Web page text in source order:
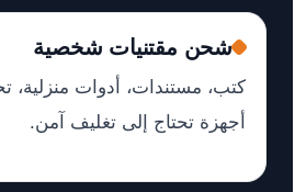
شحن مقتنيات شخصية
كتب، مستندات، أدوات منزلية،
أجهزة تحتاج إلى تغليف آمن.